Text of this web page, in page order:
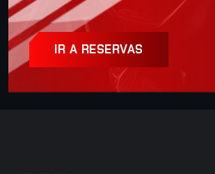
IR A RESERVAS